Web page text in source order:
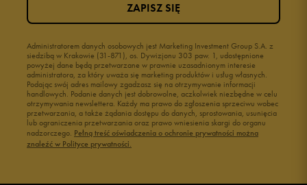
Administratorem danych osobowych jest Marketing Investment Group S.A. z
siedzibą w Krakowie (31-871), os. Dywizjonu 303 paw. 1, udostępnione
powyżej dane będą przetwarzane w prawnie uzasadnionym interesie
administratora, za który uważa się marketing produktów i usług własnych.
Podając swój adres mailowy zgadzasz się na otrzymywanie informacji
handlowych. Podanie danych jest dobrowolne, aczkolwiek niezbędne w celu
otrzymywania newslettera. Każdy ma prawo do zgłoszenia sprzeciwu wobec
przetwarzania, a także żądania dostępu do danych, sprostowania, usunięcia
lub ograniczenia przetwarzania oraz prawo wniesienia skargi do organu
nadzorczego. Pełną treść oświadczenia o ochronie prywatności można
znaleźć w Polityce prywatności.
ZAPISZ SIĘ